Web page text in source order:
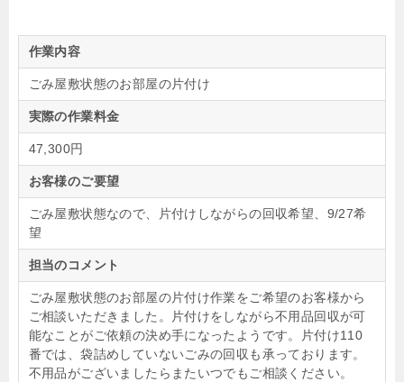
作業内容
ごみ屋敷状態のお部屋の片付け
実際の作業料金
47,300円
お客様のご要望
ごみ屋敷状態なので、片付けしながらの回収希望、9/27希
望
担当のコメント
ごみ屋敷状態のお部屋の片付け作業をご希望のお客様から
ご相談いただきました。片付けをしながら不用品回収が可
能なことがご依頼の決め手になったようです。片付け110
番では、袋詰めしていないごみの回収も承っております。
不用品がございましたらまたいつでもご相談ください。